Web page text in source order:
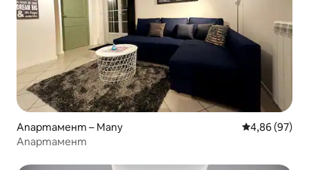
Апартамент – Many Средна
4,86 (97)
Апартамент